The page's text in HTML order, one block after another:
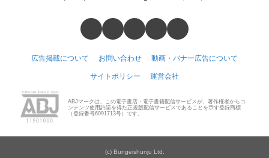
広告掲載について お問い合わせ 動画・バナー広告について
サイトポリシー 運営会社
ABJマークは、この電子書店・電子書籍配信サービスが、著作権者からコ
ンテンツ使用許諾を得た正規版配信サービスであることを示す登録商標
（登録番号6091713号）です。
(c) Bungeishunju Ltd.